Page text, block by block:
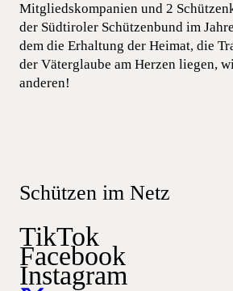
Mitgliedskompanien und 2
der Südtiroler Schützenbund im
dem die Erhaltung der Heimat, die
der Väterglaube am Herzen liegen,
anderen!
Schützen im Netz
TikTok
Facebook
Instagram